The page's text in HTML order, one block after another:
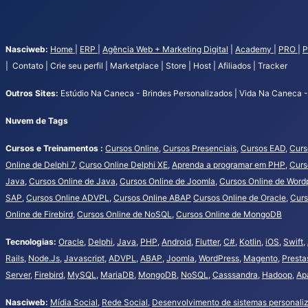
Nasciweb: Home ERP Agência Web + Marketing Digital Academy PRO
| Contato | Crie seu perfil | Marketplace | Store | Host | Afiliados | Tracker
Outros Sites: Estúdio Na Caneca - Brindes Personalizados | Vida Na
Nuvem de Tags
Cursos e Treinamentos : Cursos Online, Cursos Presenciais, Cursos EAD,
Online de Delphi 7, Curso Online Delphi XE, Aprenda a programar em PHP,
Java, Cursos Online de Java, Cursos Online de Joomla, Cursos Online de
SAP, Cursos Online ADVPL, Cursos Online ABAP Cursos Online de Oracle,
Online de Firebird, Cursos Online de NoSQL, Cursos Online de MongoDB
Tecnologias: Oracle, Delphi, Java, PHP, Android, Flutter, C#, Kotlin, iOS, Swift,
Rails, Node.Js, Javascript, ADVPL, ABAP, Joomla, WordPress, Magento,
Server, Firebird, MySQL, MariaDB, MongoDB, NoSQL, Casssandra, Hadoop,
Nasciweb: Mídia Social, Rede Social, Desenvolvimento de sistemas